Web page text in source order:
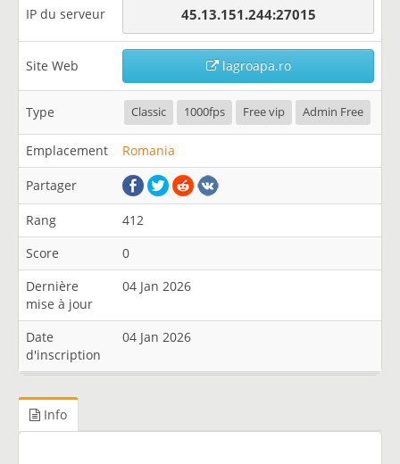
IP du serveur 45.13.151.244:27015
Site Web lagroapa.ro
Type Classic 1000fps Free vip Admin Free
Emplacement Romania
Partager
Rang
412
Score
0
Dernière
mise à jour
04 Jan 2026
Date
d'inscription
04 Jan 2026
Info